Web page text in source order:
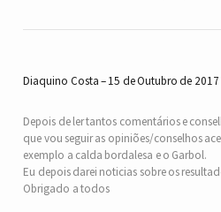
Diaquino Costa 15 de Outubro de 2017
Depois de ler tantos comentários e
que vou seguir as opiniões/conselhos
exemplo a calda bordalesa e o Garbol.
Eu depois darei noticias sobre os
Obrigado a todos